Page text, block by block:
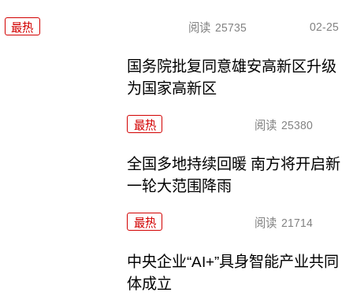
最热 阅读 25735 02-25
国务院批复同意雄安高新区升级
为国家高新区
最热 阅读 25380
全国多地持续回暖 南方将开启新
一轮大范围降雨
最热 阅读 21714
中央企业“AI+”具身智能产业共同
体成立